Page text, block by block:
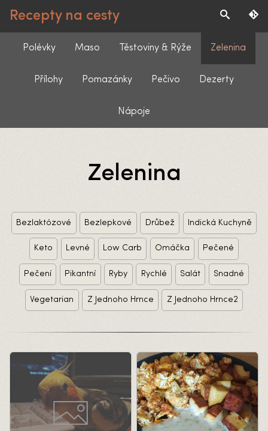
Recepty na cesty
Polévky Maso Těstoviny & Rýže Zelenina
Přílohy Pomazánky Pečivo Dezerty
Nápoje
Zelenina
Bezlaktózové Bezlepkové Drůbež Indická Kuchyně
Keto Levné Low Carb Omáčka Pečené
Pečení Pikantní Ryby Rychlé Salát Snadné
Vegetarian Z Jednoho Hrnce Z Jednoho Hrnce2